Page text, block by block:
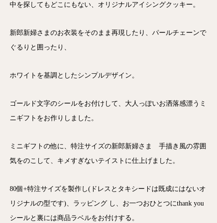
中を探してもどこにもない、オリジナルアイシングクッキー。
新郎新婦さまのお衣装をそのまま再現したり、パールチェーンで
ぐるりと囲ったり、
ホワイトを基調としたシンプルデザイン。
ゴールド文字のシールをお付けして、大人っぽいお洒落感漂うミ
ニギフトをお作りしました。
ミニギフトの他に、特注サイズの新郎新婦さま 手描き風の雰囲
気をのこして、キメすぎないテイストに仕上げました。
80個+特注サイズを製作し(ドレスとタキシードは既成にはないオ
リジナルの型です)、ラッピング し、お一つおひとつにthank you
シールと裏には商品ラベルをお付けする。